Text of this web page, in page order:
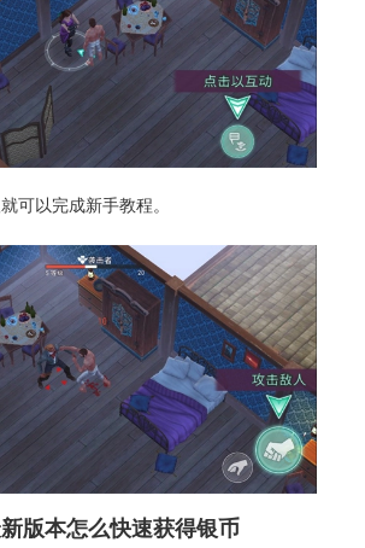
可以完成新手教程。
版本怎么快速获得银币